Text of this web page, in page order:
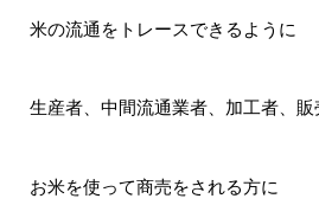
米の流通をトレースできるように
生産者、中間流通業者、加工者、
お米を使って商売をされる方に